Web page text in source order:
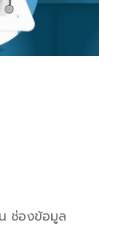
ช่องข้อมูล